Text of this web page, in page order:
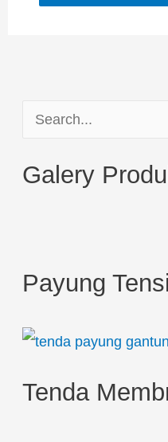
a
f
o
:
Galery
Payung
Tenda